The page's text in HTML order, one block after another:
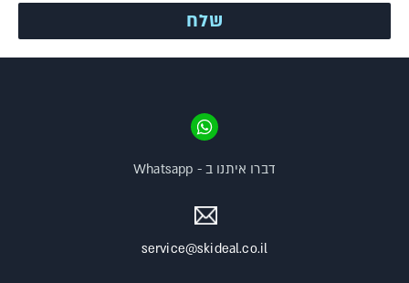
service@skideal.co.il
דברו איתנו ב - Whatsapp